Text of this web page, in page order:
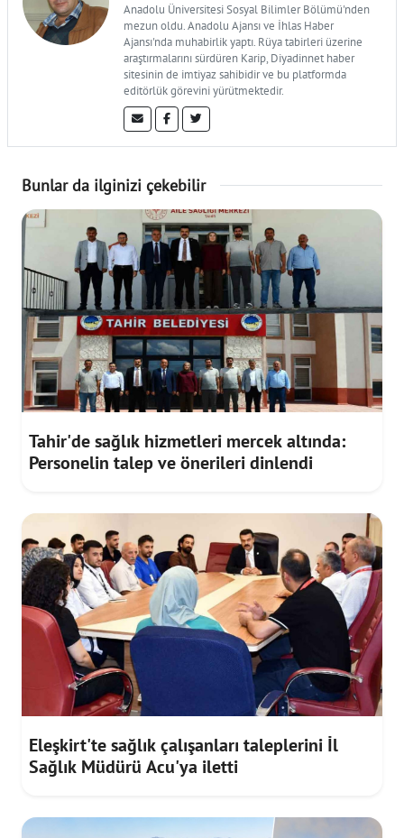
Anadolu Üniversitesi Sosyal Bilimler Bölümü'nden
mezun oldu. Anadolu Ajansı ve İhlas Haber
Ajansı'nda muhabirlik yaptı. Rüya tabirleri üzerine
araştırmalarını sürdüren Karip, Diyadinnet haber
sitesinin de imtiyaz sahibidir ve bu platformda
editörlük görevini yürütmektedir.
Bunlar da ilginizi çekebilir
Tahir'de sağlık hizmetleri mercek altında:
Personelin talep ve önerileri dinlendi
Eleşkirt'te sağlık çalışanları taleplerini İl
Sağlık Müdürü Acu'ya iletti